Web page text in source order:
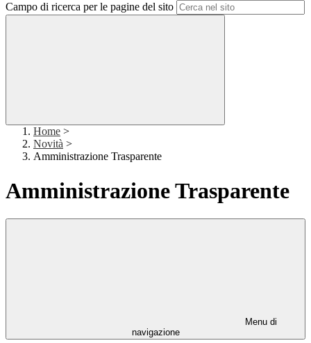
Campo di ricerca per le pagine del sito
Home >
Novità >
Amministrazione Trasparente
Amministrazione Trasparente
Menu di
navigazione